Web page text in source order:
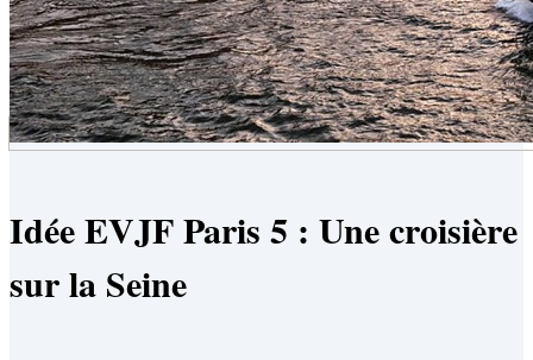
Idée EVJF Paris 5 : Une croisière
sur la Seine